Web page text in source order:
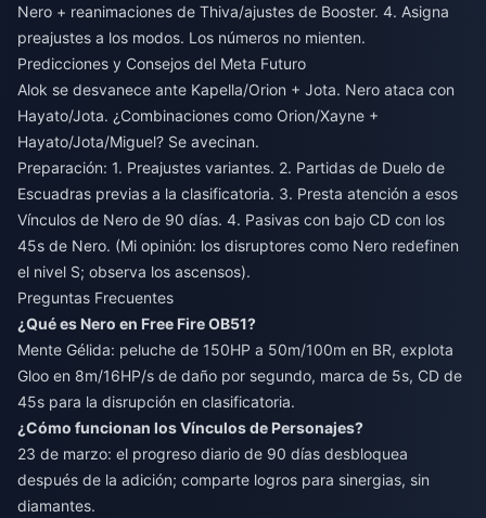
Nero + reanimaciones de Thiva/ajustes de Booster. 4. Asigna
preajustes a los modos. Los números no mienten.
Predicciones y Consejos del Meta Futuro
Alok se desvanece ante Kapella/Orion + Jota. Nero ataca con
Hayato/Jota. ¿Combinaciones como Orion/Xayne +
Hayato/Jota/Miguel? Se avecinan.
Preparación: 1. Preajustes variantes. 2. Partidas de Duelo de
Escuadras previas a la clasificatoria. 3. Presta atención a esos
Vínculos de Nero de 90 días. 4. Pasivas con bajo CD con los
45s de Nero. (Mi opinión: los disruptores como Nero redefinen
el nivel S; observa los ascensos).
Preguntas Frecuentes
¿Qué es Nero en Free Fire OB51?
Mente Gélida: peluche de 150HP a 50m/100m en BR, explota
Gloo en 8m/16HP/s de daño por segundo, marca de 5s, CD de
45s para la disrupción en clasificatoria.
¿Cómo funcionan los Vínculos de Personajes?
23 de marzo: el progreso diario de 90 días desbloquea
después de la adición; comparte logros para sinergias, sin
diamantes.